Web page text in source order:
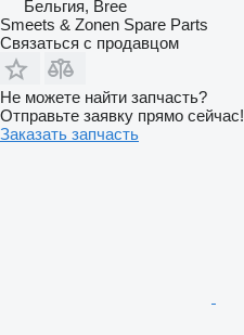
Бельгия, Bree
Smeets & Zonen Spare Parts
Связаться с продавцом
Не можете найти запчасть?
Отправьте заявку прямо сейчас!
Заказать запчасть